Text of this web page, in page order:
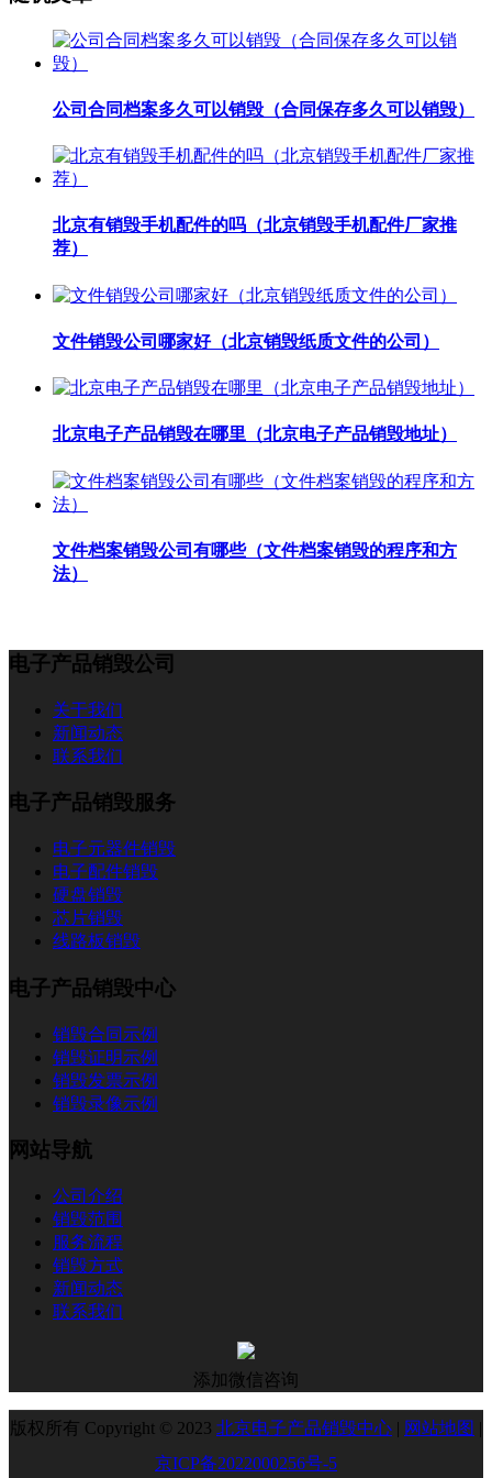
公司合同档案多久可以销毁（合同保存多久可以销毁）
北京有销毁手机配件的吗（北京销毁手机配件厂家推
荐）
文件销毁公司哪家好（北京销毁纸质文件的公司）
北京电子产品销毁在哪里（北京电子产品销毁地址）
文件档案销毁公司有哪些（文件档案销毁的程序和方
法）
电子产品销毁公司
关于我们
新闻动态
联系我们
电子产品销毁服务
电子元器件销毁
电子配件销毁
硬盘销毁
芯片销毁
线路板销毁
电子产品销毁中心
销毁合同示例
销毁证明示例
销毁发票示例
销毁录像示例
网站导航
公司介绍
销毁范围
服务流程
销毁方式
新闻动态
联系我们
添加微信咨询
版权所有 Copyright © 2023 北京电子产品销毁中心 | 网站地图 |
京ICP备2022000256号-5